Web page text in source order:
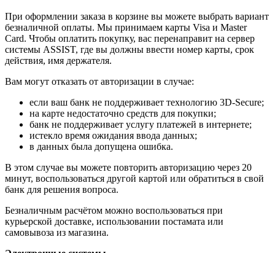
При оформлении заказа в корзине вы можете выбрать вариант
безналичной оплаты. Мы принимаем карты Visa и Master
Card. Чтобы оплатить покупку, вас перенаправит на сервер
системы ASSIST, где вы должны ввести номер карты, срок
действия, имя держателя.
Вам могут отказать от авторизации в случае:
если ваш банк не поддерживает технологию 3D-Secure;
на карте недостаточно средств для покупки;
банк не поддерживает услугу платежей в интернете;
истекло время ожидания ввода данных;
в данных была допущена ошибка.
В этом случае вы можете повторить авторизацию через 20
минут, воспользоваться другой картой или обратиться в свой
банк для решения вопроса.
Безналичным расчётом можно воспользоваться при
курьерской доставке, использовании постамата или
самовывоза из магазина.